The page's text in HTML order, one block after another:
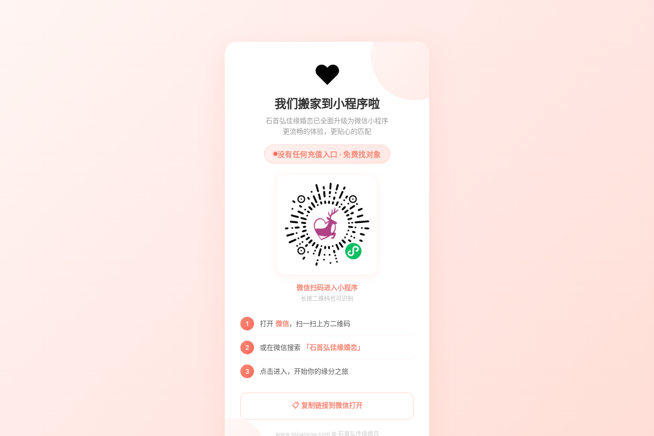
❤️
我们搬家到小程序啦
石首弘佳缘婚恋已全面升级为微信小程序
更流畅的体验，更贴心的匹配
没有任何充值入口 · 免费找对象
微信扫码进入小程序
长按二维码也可识别
1 打开 微信，扫一扫上方二维码
2 或在微信搜索 「石首弘佳缘婚恋」
3 点击进入，开始你的缘分之旅
📋 复制链接到微信打开
www.ssjiaoyou.com © 石首弘佳缘婚恋